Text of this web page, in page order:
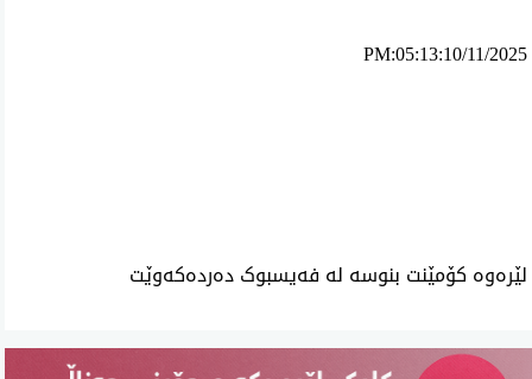
PM:05:13:10/11/2025
لێرەوە کۆمێنت بنوسە لە فەیسبوک دەردەکەوێت